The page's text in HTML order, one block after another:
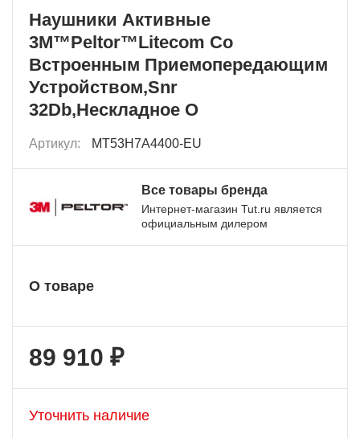
Наушники Активные
3М™Peltor™Litecom Со
Встроенным Приемопередающим
Устройством,Snr
32Db,Нескладное О
Артикул: MT53H7A4400-EU
Все товары бренда
Интернет-магазин Tut.ru является
официальным дилером
О товаре
89 910 ₽
Уточнить наличие